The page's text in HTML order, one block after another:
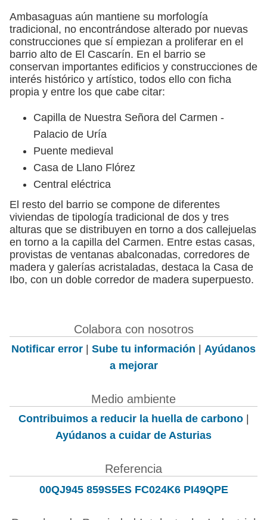
Ambasaguas aún mantiene su morfología
tradicional, no encontrándose alterado por nuevas
construcciones que sí empiezan a proliferar en el
barrio alto de El Cascarín. En el barrio se
conservan importantes edificios y construcciones de
interés histórico y artístico, todos ello con ficha
propia y entre los que cabe citar:
Capilla de Nuestra Señora del Carmen -
Palacio de Uría
Puente medieval
Casa de Llano Flórez
Central eléctrica
El resto del barrio se compone de diferentes
viviendas de tipología tradicional de dos y tres
alturas que se distribuyen en torno a dos callejuelas
en torno a la capilla del Carmen. Entre estas casas,
provistas de ventanas abalconadas, corredores de
madera y galerías acristaladas, destaca la Casa de
Ibo, con un doble corredor de madera superpuesto.
Colabora con nosotros
Notificar error | Sube tu información | Ayúdanos
a mejorar
Medio ambiente
Contribuimos a reducir la huella de carbono|
Ayúdanos a cuidar de Asturias
Referencia
00QJ945 859S5ES FC024K6 PI49QPE